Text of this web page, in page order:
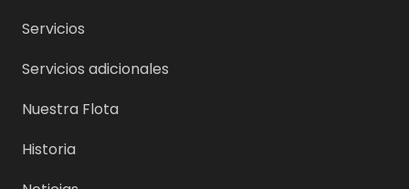
Servicios
Servicios adicionales
Nuestra Flota
Historia